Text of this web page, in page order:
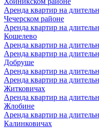
Аренда квартир на
Чечерском районе
Аренда квартир на
Кошелево
Аренда квартир на
Аренда квартир на
Добруше
Аренда квартир на
Аренда квартир на
Житковичах
Аренда квартир на
Жлобине
Аренда квартир на
Калинковичах